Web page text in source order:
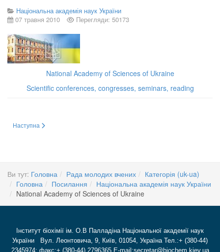
Національна академія наук України
07 травня 2010
Перегляди: 50173
National Academy of Sciences of Ukraine
Scientific conferences, congresses, seminars, reading
Наступна стаття: Наукова спільнота України понесла тяжку втрату – 1
Наступна
Ви тут: Головна Рада молодих вчених
Категорія (uk-ua)
Головна
Посилання
Національна академія наук України
National Academy of Sciences of Ukraine
Інститут біохімії ім. О.В Палладіна Національної академії наук
України Вул. Леонтовича, 9, Київ, 01054, Україна Тел.:+ (380-44)
2345974; факс:+ (380-44) 2796365 E-mail:secretar@biochem.kiev.ua